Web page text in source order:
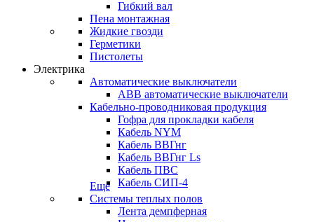
Гибкий вал
Пена монтажная
Жидкие гвозди
Герметики
Пистолеты
Электрика
Автоматические выключатели
ABB автоматические выключатели
Кабельно-проводниковая продукция
Гофра для прокладки кабеля
Кабель NYM
Кабель ВВГнг
Кабель ВВГнг Ls
Кабель ПВС
Кабель СИП-4
Еще
Системы теплых полов
Лента демпферная